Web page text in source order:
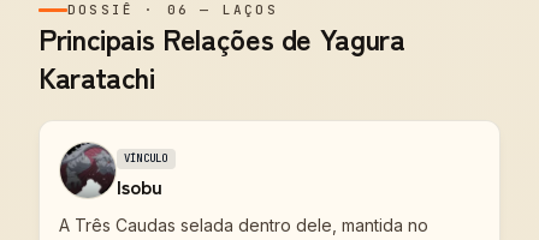
DOSSIÊ · 06 — LAÇOS
Principais Relações de Yagura
Karatachi
VÍNCULO
Isobu
A Três Caudas selada dentro dele, mantida no